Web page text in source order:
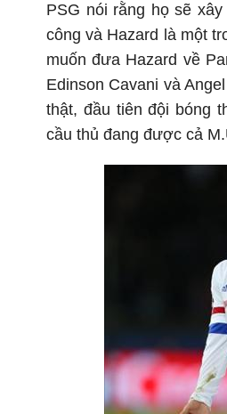
PSG nói rằng họ sẽ
công và Hazard là một
muốn đưa Hazard về
Edinson Cavani và
thật, đầu tiên đội bóng
cầu thủ đang được cả